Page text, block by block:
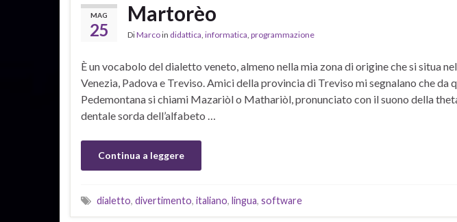
MAG
25
Martorèo
DiMarcoin didattica, informatica, programmazione
È un vocabolo del dialetto veneto, almeno nella mia zona di origine che si situa
Venezia, Padova e Treviso. Amici della provincia di Treviso mi segnalano che da
Pedemontana si chiami Mazariòl o Mathariòl, pronunciato con il suono della
dentale sorda dell’alfabeto …
Continua a leggere
dialetto, divertimento, italiano, lingua, software